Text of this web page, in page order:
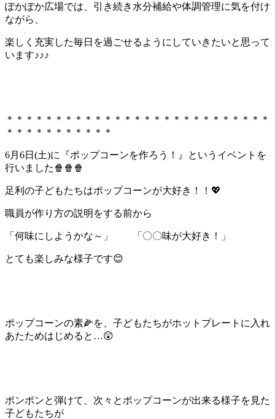
ぽかぽか広場では、引き続き水分補給や体調管理に気を付け
ながら、
楽しく充実した毎日を過ごせるようにしていきたいと思って
います♪♪♪
＊＊＊＊＊＊＊＊＊＊＊＊＊＊＊＊＊＊＊＊＊＊＊＊＊＊＊
＊＊＊＊＊＊＊＊＊＊＊
6月6日(土)に『ポップコーンを作ろう！』というイベントを
行いました🍿🍿🍿
足利の子どもたちはポップコーンが大好き！！💖
職員が作り方の説明をする前から
「何味にしようかな～」 「〇〇味が大好き！」
とても楽しみな様子です😊
ポップコーンの素🌽を、子どもたちがホットプレートに入れ
あたためはじめると…😲
ポンポンと弾けて、次々とポップコーンが出来る様子を見た
子どもたちが